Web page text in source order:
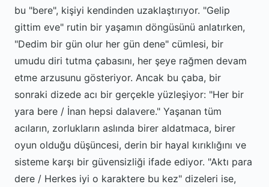
bu "bere", kişiyi kendinden uzaklaştırıyor. "Gelip
gittim eve" rutin bir yaşamın döngüsünü anlatırken,
"Dedim bir gün olur her gün dene" cümlesi, bir
umudu diri tutma çabasını, her şeye rağmen devam
etme arzusunu gösteriyor. Ancak bu çaba, bir
sonraki dizede acı bir gerçekle yüzleşiyor: "Her bir
yara bere / İnan hepsi dalavere." Yaşanan tüm
acıların, zorlukların aslında birer aldatmaca, birer
oyun olduğu düşüncesi, derin bir hayal kırıklığını ve
sisteme karşı bir güvensizliği ifade ediyor. "Aktı para
dere / Herkes iyi o karaktere bu kez" dizeleri ise,